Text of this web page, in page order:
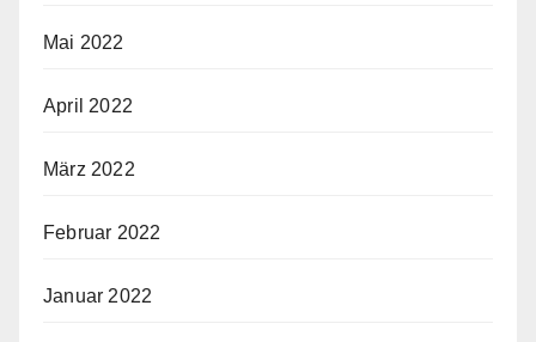
Mai 2022
April 2022
März 2022
Februar 2022
Januar 2022